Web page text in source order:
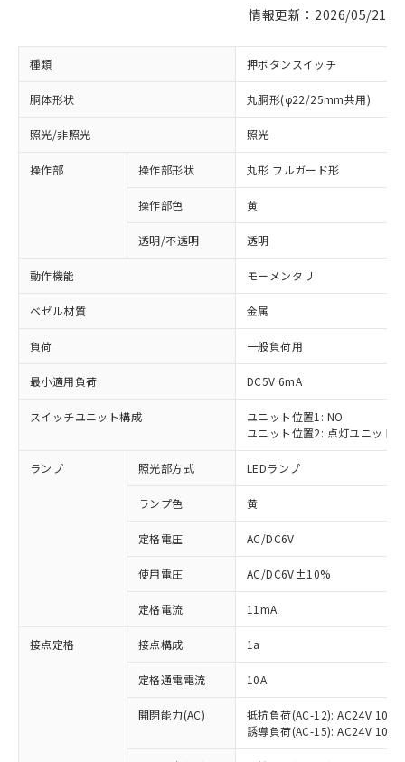
情報更新：2026/05/21
種類 押ボタンスイッチ
胴体形状 丸胴形(φ22/25mm共用)
照光/非照光 照光
操作部 操作部形状 丸形 フルガード形
操作部色 黄
透明/不透明 透明
動作機能 モーメンタリ
ベゼル材質 金属
負荷 一般負荷用
最小適用負荷 DC5V 6mA
スイッチユニット構成
ユニット位置1: NO
ユニット位置2: 点灯ユニット
ランプ 照光部方式 LEDランプ
ランプ色 黄
定格電圧 AC/DC6V
使用電圧 AC/DC6V±10%
定格電流 11mA
接点定格 接点構成 1a
定格通電電流 10A
開閉能力(AC)
抵抗負荷(AC-12): AC24V 10A/
誘導負荷(AC-15): AC24V
以下の条件をお読みいただき、同意のうえ
本サービスは、当社制御機器事業取扱
商品の当社在庫状況および標準価格
(税抜)を提供させていただくもので
当社制御機器事業取扱商品の中には、
本サービスの対象外となる商品もある
非含有に対応した製品が提供可能な商品で
対応予定：EU RoHS指令（10物質）の非含
有に対応した製品に切り替える予定のある
対応予定なし：EU RoHS指令（10物質）の
非含有に非対応の商品で、対応品を出す予
調査・確認中：EU RoHS指令（10物質）の
非含有の対応状況を調査中または確認中の
非該当品：ライセンス料など無形物で、有
害物質有無と関係のない商品です。
仕入先様の事情により、非含有部品として
「○」：最大均質材料含有率が中国RoHSの
基準値以下であることを示します。
「×」：最大均質材料含有率が中国RoHSの